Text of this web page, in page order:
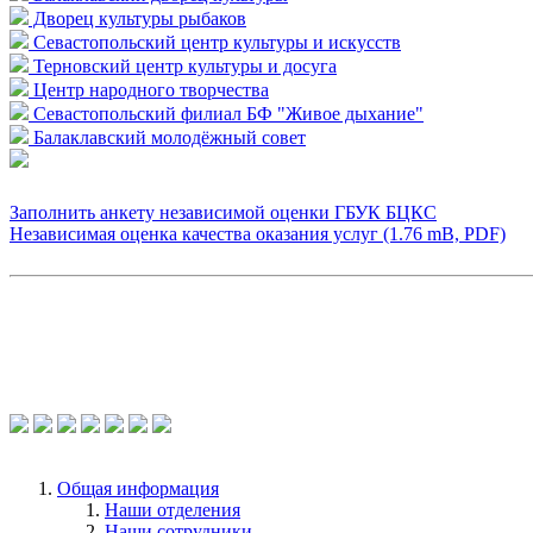
Дворец культуры рыбаков
Севастопольский центр культуры и искусств
Терновский центр культуры и досуга
Центр народного творчества
Севастопольский филиал БФ "Живое дыхание"
Балаклавский молодёжный совет
Заполнить анкету независимой оценки ГБУК БЦКС
Независимая оценка качества оказания услуг (1.76 mB, PDF)
Общая информация
Наши отделения